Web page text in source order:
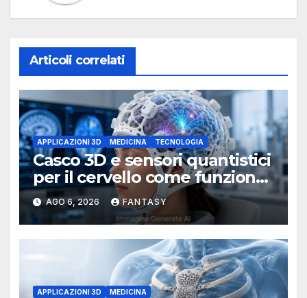
Articoli correlati
APPLICAZIONI 3D MEDICINA TECNOLOGIA
Casco 3D e sensori quantistici
per il cervello come funziona
l’OPM-MEG
AGO 6, 2026 FANTASY
APPLICAZIONI 3D MEDICINA